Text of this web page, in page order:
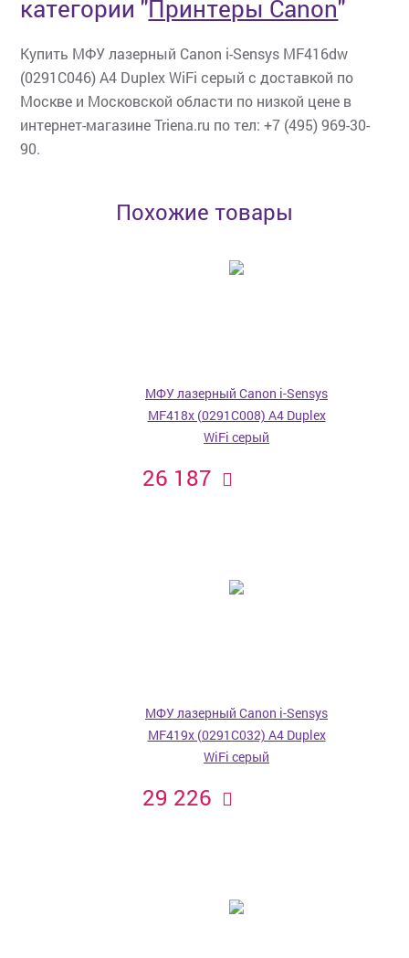
категории "Принтеры Canon"
Купить МФУ лазерный Canon i-Sensys MF416dw
(0291C046) A4 Duplex WiFi серый с доставкой по
Москве и Московской области по низкой цене в
интернет-магазине Triena.ru по тел: +7 (495) 969-30-
90.
Похожие товары
МФУ лазерный Canon i-Sensys
MF418x (0291C008) A4 Duplex
WiFi серый
26 187
МФУ лазерный Canon i-Sensys
MF419x (0291C032) A4 Duplex
WiFi серый
29 226